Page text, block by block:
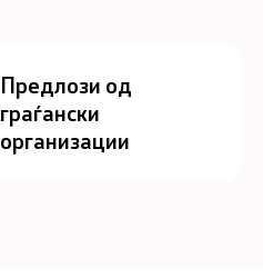
Предлози од
граѓански
организации